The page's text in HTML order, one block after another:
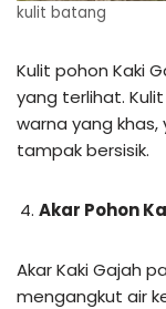
kulit batang
Kulit pohon Kaki
yang terlihat.
warna yang
tampak bersisik.
Akar Pohon
Akar Kaki Gajah
mengangkut air